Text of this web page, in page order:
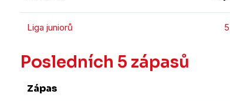
Liga juniorů 5
Posledních 5 zápasů
Zápas